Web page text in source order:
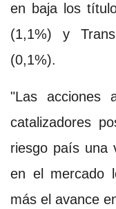
en baja los
(1,1%) y
(0,1%).
"Las acciones
catalizadores
riesgo país una
en el mercado
más el avance